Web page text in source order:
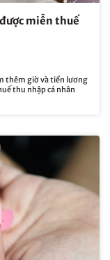
miễn thuế
thêm giờ và tiền lương
thu nhập cá nhân